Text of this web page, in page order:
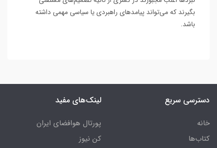
بگیرند که می‌تواند پیامدهای راهبردی یا سیاسی مهمی داشته
باشد.
دسترسی سریع
خانه
کتاب‌ها
لینک‌های مفید
پورتال هوافضای ایران
کن نیوز